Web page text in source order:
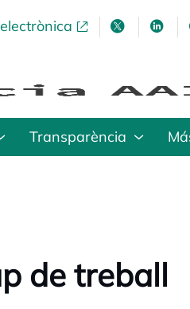
opens in a new tab
opens in
Transparència
de treball